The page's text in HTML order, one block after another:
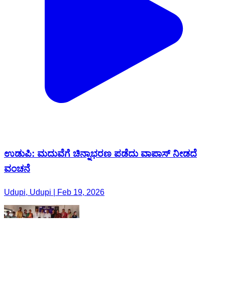
ಉಡುಪಿ: ಮದುವೆಗೆ ಚಿನ್ನಾಭರಣ ಪಡೆದು ವಾಪಾಸ್ ನೀಡದೆ
ವಂಚನೆ
Udupi, Udupi | Feb 19, 2026